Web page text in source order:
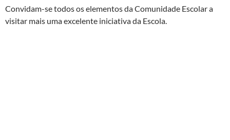
Convidam-se todos os elementos da Comunidade Escolar a
visitar mais uma excelente iniciativa da Escola.